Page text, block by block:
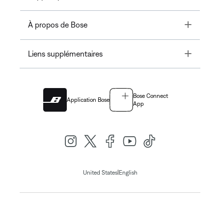
À propos de Bose Toggle
Liens supplémentaires Toggle
Application Bose
Bose Connect
App
United States| English